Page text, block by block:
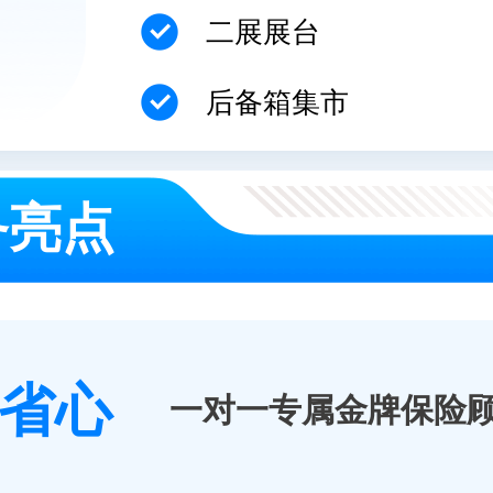
二展展台
后备箱集市
点
心 一对一专属金牌保险